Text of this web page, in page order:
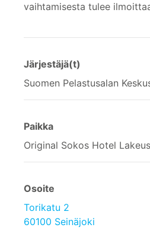
vaihtamisesta tulee
Järjestäjä(t)
Suomen Pelastusalan
Paikka
Original Sokos Hotel Lakeus
Osoite
Torikatu 2
60100 Seinäjoki